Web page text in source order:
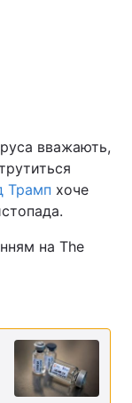
вважають,
Трамп хоче
на The